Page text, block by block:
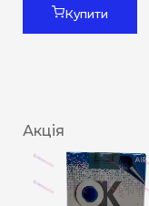
Купити
Акція